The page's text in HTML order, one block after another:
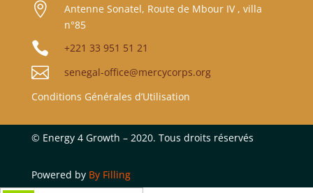

Antenne Sonatel, Route de Mbour IV , villa
n°85
 +221 33 951 51 21

senegal-office@mercycorps.org
Conditions Générales d’Utilisation
© Energy 4 Growth – 2020. Tous droits réservés
Powered by By Filling